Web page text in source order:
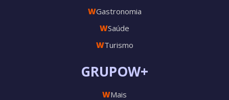
GRUPOW+
WMais
WGastronomia
WSaúde
WTurismo